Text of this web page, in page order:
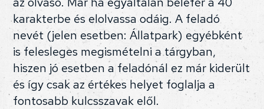
karakterbe és elolvassa odáig. A feladó
nevét (jelen esetben: Állatpark) egyébként
is felesleges megismételni a tárgyban,
hiszen jó esetben a feladónál ez már kiderült
és így csak az értékes helyet foglalja a
fontosabb kulcsszavak elől.